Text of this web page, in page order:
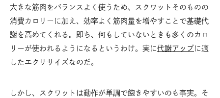
大きな筋肉をバランスよく使うため、スクワットそのものの
消費カロリーに加え、効率よく筋肉量を増やすことで基礎代
謝を高めてくれる。即ち、何もしていないときも多くのカロ
リーが使われるようになるというわけ。実に代謝アップに適
したエクササイズなのだ。
しかし、スクワットは動作が単調で飽きやすいのも事実。そ